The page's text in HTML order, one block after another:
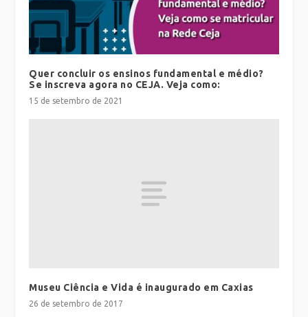
Quer concluir os ensinos fundamental e médio?
Se inscreva agora no CEJA. Veja como:
15 de setembro de 2021
Museu Ciência e Vida é inaugurado em Caxias
26 de setembro de 2017